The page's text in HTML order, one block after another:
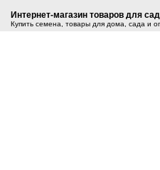
Интернет-магазин товаров для
Купить семена, товары для дома, сада и